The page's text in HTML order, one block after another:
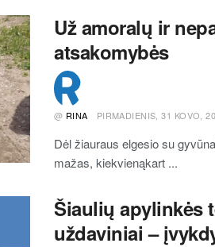
Už amoralų ir
atsakomybės
@ RINA PIRMADIENIS, 31 KOVO,
Dėl žiauraus elgesio su
mažas, kiekvienąkart ...
Šiaulių apylinkės
uždaviniai –